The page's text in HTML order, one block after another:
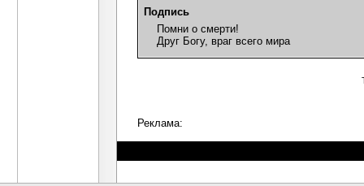
Подпись
Помни о смерти!
Друг Богу, враг всего мира
Реклама: